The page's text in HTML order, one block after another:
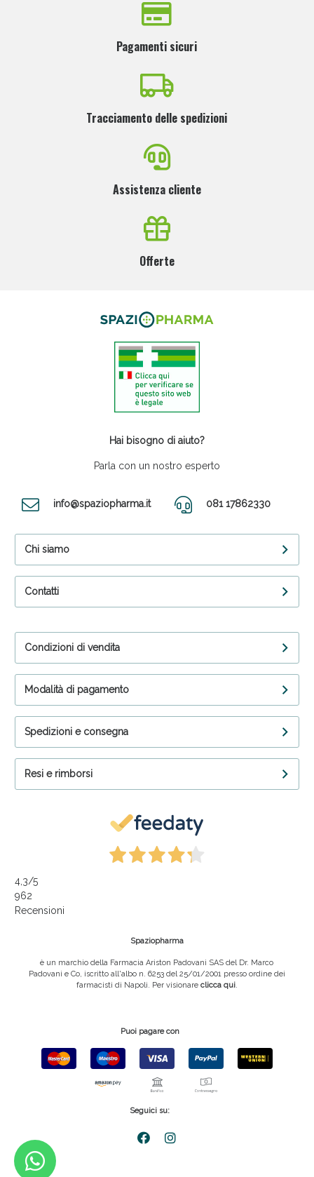
Pagamenti sicuri
Tracciamento delle spedizioni
Assistenza cliente
Offerte
Hai bisogno di aiuto?
Parla con un nostro esperto
info@spaziopharma.it 081 17862330
Chi siamo
Contatti
Condizioni di vendita
Modalità di pagamento
Spedizioni e consegna
Resi e rimborsi
4,3/5
962
Recensioni
Spaziopharma
è un marchio della Farmacia Ariston Padovani SAS del Dr. Marco
Padovani e Co, iscritto all'albo n. 6253 del 25/01/2001 presso ordine dei
farmacisti di Napoli. Per visionare clicca qui.
Puoi pagare con
Seguici su: